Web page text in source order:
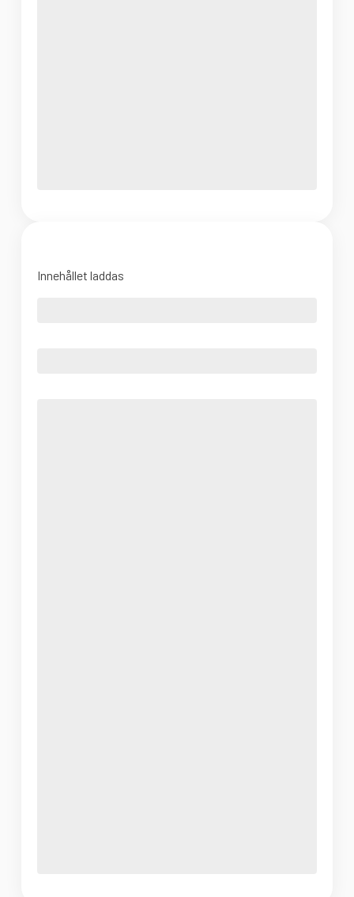
Innehållet laddas